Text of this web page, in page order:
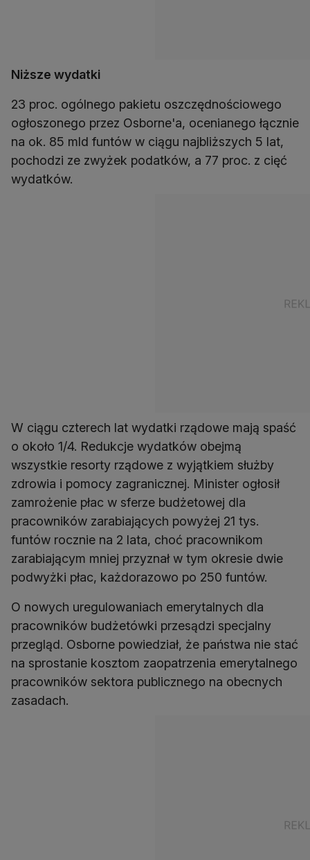
Niższe wydatki
23 proc. ogólnego pakietu oszczędnościowego
ogłoszonego przez Osborne'a, ocenianego łącznie
na ok. 85 mld funtów w ciągu najbliższych 5 lat,
pochodzi ze zwyżek podatków, a 77 proc. z cięć
wydatków.
W ciągu czterech lat wydatki rządowe mają spaść
o około 1/4. Redukcje wydatków obejmą
wszystkie resorty rządowe z wyjątkiem służby
zdrowia i pomocy zagranicznej. Minister ogłosił
zamrożenie płac w sferze budżetowej dla
pracowników zarabiających powyżej 21 tys.
funtów rocznie na 2 lata, choć pracownikom
zarabiającym mniej przyznał w tym okresie dwie
podwyżki płac, każdorazowo po 250 funtów.
O nowych uregulowaniach emerytalnych dla
pracowników budżetówki przesądzi specjalny
przegląd. Osborne powiedział, że państwa nie stać
na sprostanie kosztom zaopatrzenia emerytalnego
pracowników sektora publicznego na obecnych
zasadach.